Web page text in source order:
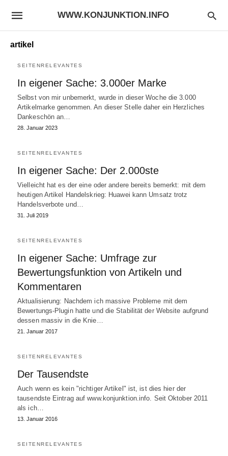
WWW.KONJUNKTION.INFO
artikel
SEITENRELEVANTES
In eigener Sache: 3.000er Marke
Selbst von mir unbemerkt, wurde in dieser Woche die 3.000
Artikelmarke genommen. An dieser Stelle daher ein Herzliches
Dankeschön an…
28. Januar 2023
SEITENRELEVANTES
In eigener Sache: Der 2.000ste
Vielleicht hat es der eine oder andere bereits bemerkt: mit dem
heutigen Artikel Handelskrieg: Huawei kann Umsatz trotz
Handelsverbote und…
31. Juli 2019
SEITENRELEVANTES
In eigener Sache: Umfrage zur
Bewertungsfunktion von Artikeln und
Kommentaren
Aktualisierung: Nachdem ich massive Probleme mit dem
Bewertungs-Plugin hatte und die Stabilität der Website aufgrund
dessen massiv in die Knie…
21. Januar 2017
SEITENRELEVANTES
Der Tausendste
Auch wenn es kein "richtiger Artikel" ist, ist dies hier der
tausendste Eintrag auf www.konjunktion.info. Seit Oktober 2011
als ich…
13. Januar 2016
SEITENRELEVANTES